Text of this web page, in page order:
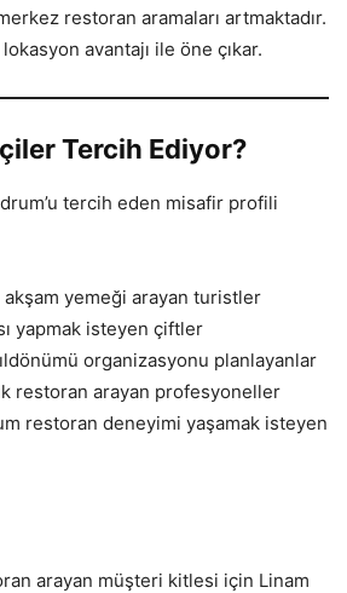
restoran aramaları artmaktadır.
avantajı ile öne çıkar.
Tercih Ediyor?
tercih eden misafir profili
akşam yemeği arayan turistler
yapmak isteyen çiftler
organizasyonu planlayanlar
restoran arayan profesyoneller
restoran deneyimi yaşamak isteyen
arayan müşteri kitlesi için Linam